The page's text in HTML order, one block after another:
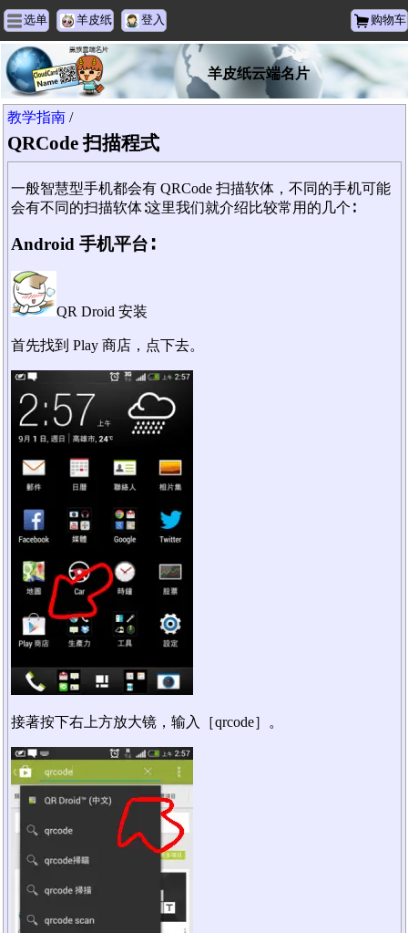
选单 羊皮纸 登入 购物车
羊皮纸云端名片
教学指南 /
QRCode 扫描程式
一般智慧型手机都会有 QRCode 扫描软体，不同的手机可能
会有不同的扫描软体∶这里我们就介绍比较常用的几个∶
Android 手机平台∶
QR Droid 安装
首先找到 Play 商店，点下去。
接著按下右上方放大镜，输入［qrcode］。